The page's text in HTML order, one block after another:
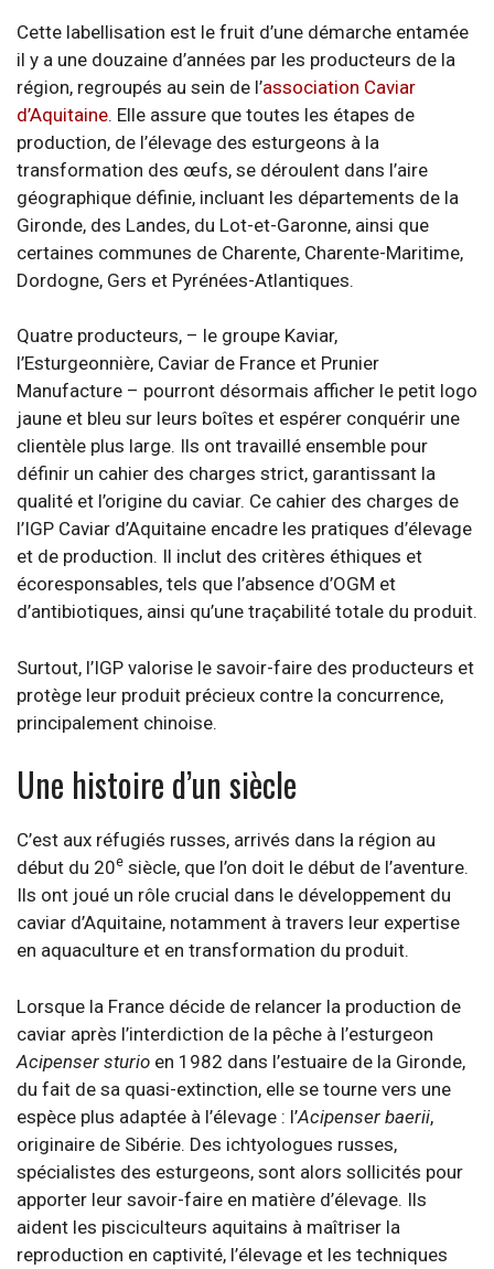
Cette labellisation est le fruit d’une démarche entamée
il y a une douzaine d’années par les producteurs de la
région, regroupés au sein de l’association Caviar
d’Aquitaine. Elle assure que toutes les étapes de
production, de l’élevage des esturgeons à la
transformation des œufs, se déroulent dans l’aire
géographique définie, incluant les départements de la
Gironde, des Landes, du Lot-et-Garonne, ainsi que
certaines communes de Charente, Charente-Maritime,
Dordogne, Gers et Pyrénées-Atlantiques.
Quatre producteurs, – le groupe Kaviar,
l’Esturgeonnière, Caviar de France et Prunier
Manufacture – pourront désormais afficher le petit logo
jaune et bleu sur leurs boîtes et espérer conquérir une
clientèle plus large. Ils ont travaillé ensemble pour
définir un cahier des charges strict, garantissant la
qualité et l’origine du caviar. Ce cahier des charges de
l’IGP Caviar d’Aquitaine encadre les pratiques d’élevage
et de production. Il inclut des critères éthiques et
écoresponsables, tels que l’absence d’OGM et
d’antibiotiques, ainsi qu’une traçabilité totale du produit.
Surtout, l’IGP valorise le savoir-faire des producteurs et
protège leur produit précieux contre la concurrence,
principalement chinoise.
Une histoire d’un siècle
C’est aux réfugiés russes, arrivés dans la région au
début du 20e siècle, que l’on doit le début de l’aventure.
Ils ont joué un rôle crucial dans le développement du
caviar d’Aquitaine, notamment à travers leur expertise
en aquaculture et en transformation du produit.
Lorsque la France décide de relancer la production de
caviar après l’interdiction de la pêche à l’esturgeon
Acipenser sturio en 1982 dans l’estuaire de la Gironde,
du fait de sa quasi-extinction, elle se tourne vers une
espèce plus adaptée à l’élevage : l’Acipenser baerii,
originaire de Sibérie. Des ichtyologues russes,
spécialistes des esturgeons, sont alors sollicités pour
apporter leur savoir-faire en matière d’élevage. Ils
aident les pisciculteurs aquitains à maîtriser la
reproduction en captivité, l’élevage et les techniques